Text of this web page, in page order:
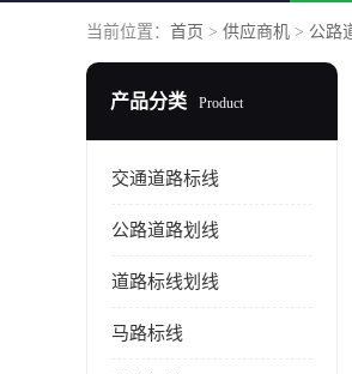
当前位置： 首页 > 供应商机 > 公路
产品分类 Product
交通道路标线
公路道路划线
道路标线划线
马路标线